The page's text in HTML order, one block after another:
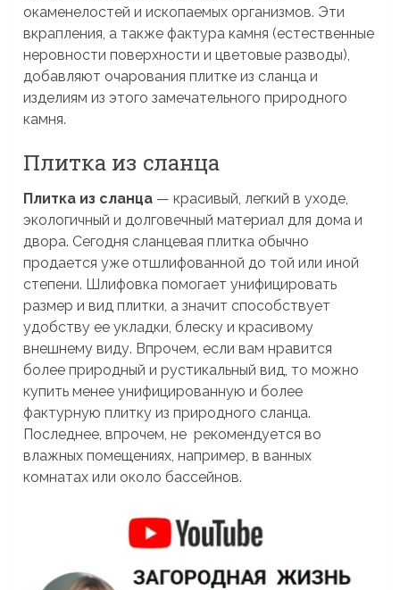
окаменелостей и ископаемых организмов. Эти
вкрапления, а также фактура камня (естественные
неровности поверхности и цветовые разводы),
добавляют очарования плитке из сланца и
изделиям из этого замечательного природного
камня.
Плитка из сланца
Плитка из сланца — красивый, легкий в уходе,
экологичный и долговечный материал для дома и
двора. Сегодня сланцевая плитка обычно
продается уже отшлифованной до той или иной
степени. Шлифовка помогает унифицировать
размер и вид плитки, а значит способствует
удобству ее укладки, блеску и красивому
внешнему виду. Впрочем, если вам нравится
более природный и рустикальный вид, то можно
купить менее унифицированную и более
фактурную плитку из природного сланца.
Последнее, впрочем, не рекомендуется во
влажных помещениях, например, в ванных
комнатах или около бассейнов.